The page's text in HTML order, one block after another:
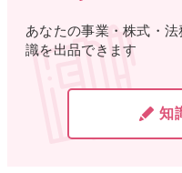
あなたの事業・株式・
識を出品できます
知